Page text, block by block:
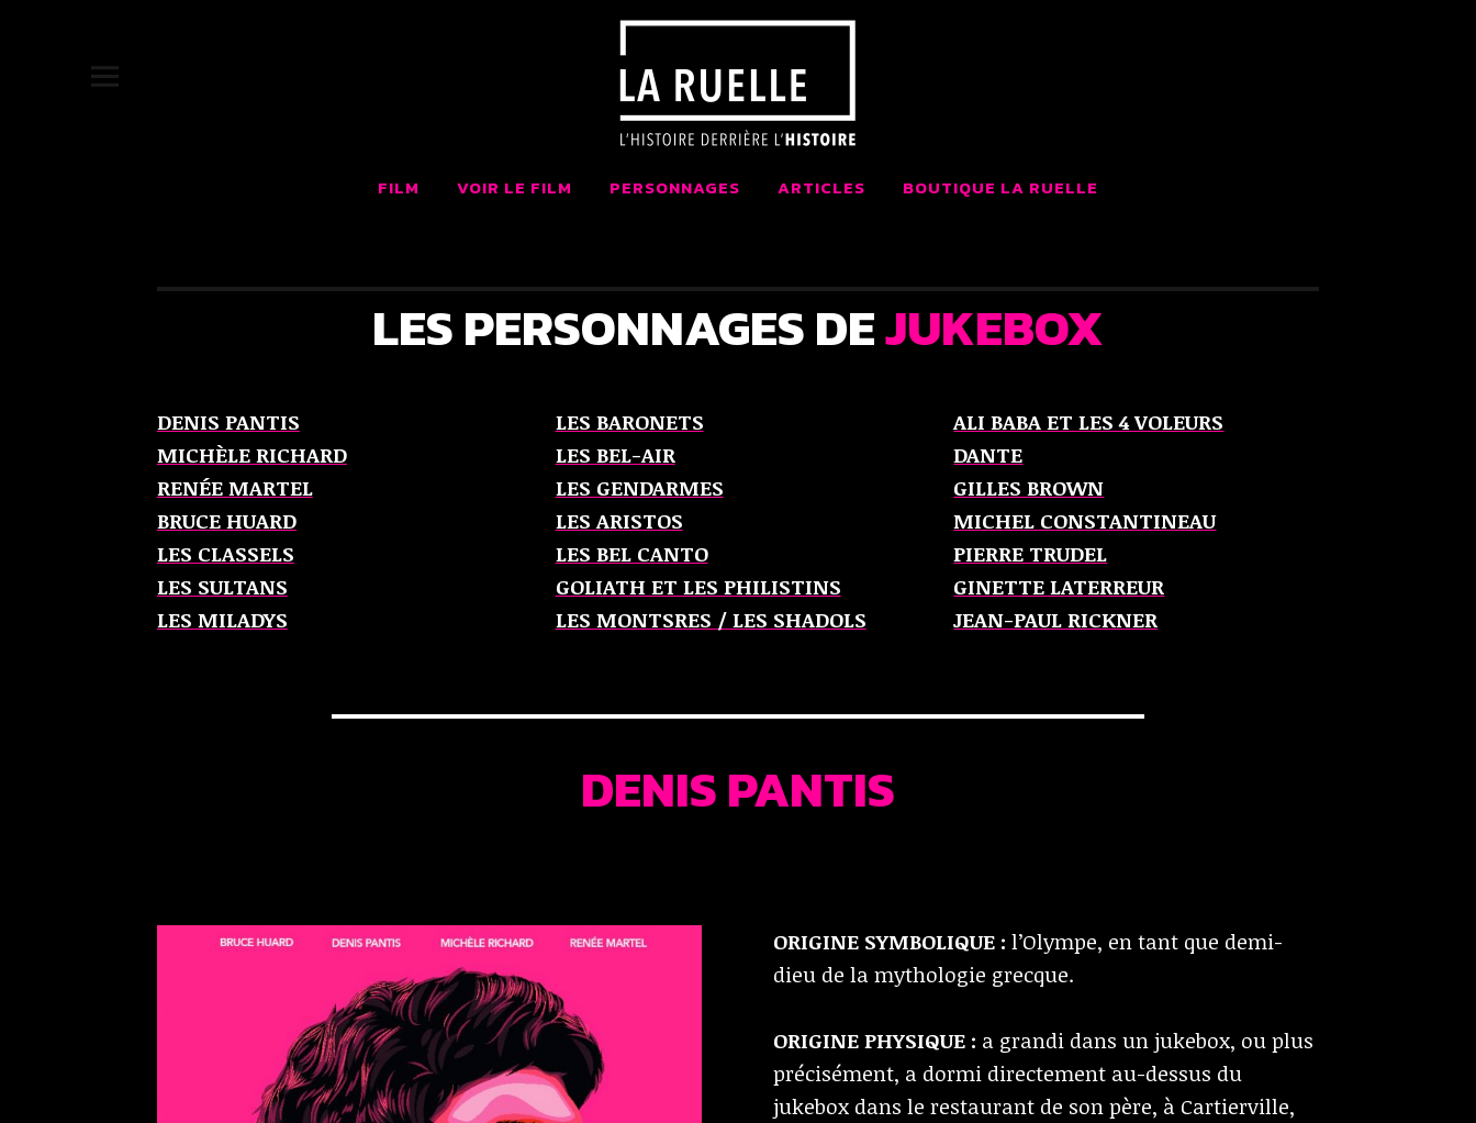
JUKEBOX | LA RUELLE FILMS
FILM VOIR LE FILM PERSONNAGES ARTICLES BOUTIQUE LA RUELLE
LES PERSONNAGES DEJUKEBOX
DENIS PANTIS
MICHÈLE RICHARD
RENÉE MARTEL
BRUCE HUARD
LES CLASSELS
LES SULTANS
LES MILADYS
LES BARONETS
LES BEL-AIR
LES GENDARMES
LES ARISTOS
LES BEL CANTO
GOLIATH ET LES PHILISTINS
LES MONTSRES / LES SHADOLS
ALI BABA ET LES 4 VOLEURS
DANTE
GILLES BROWN
MICHEL CONSTANTINEAU
PIERRE TRUDEL
GINETTE LATERREUR
JEAN-PAUL RICKNER
DENIS PANTIS
ORIGINE SYMBOLIQUE : l’Olympe, en tant que demi-
dieu de la mythologie grecque.
ORIGINE PHYSIQUE : a grandi dans un jukebox, ou plus
précisément, a dormi directement au-dessus du
jukebox dans le restaurant de son père, à Cartierville,